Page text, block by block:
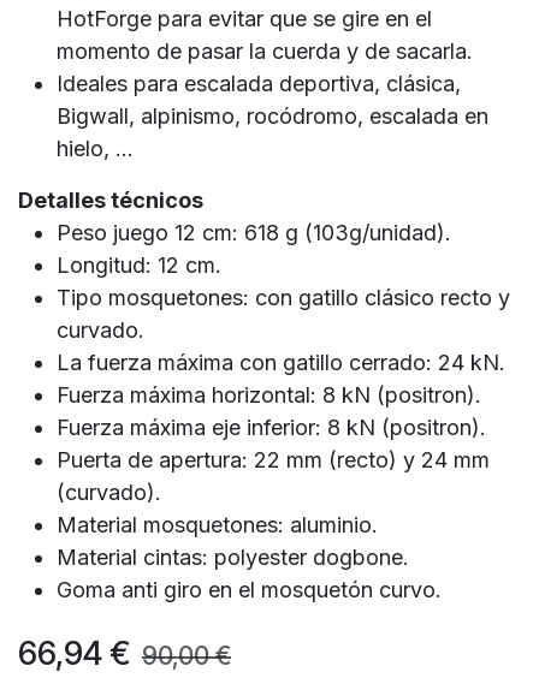
HotForge para evitar que se gire en el
momento de pasar la cuerda y de sacarla.
Ideales para escalada deportiva, clásica,
Bigwall, alpinismo, rocódromo, escalada en
hielo, ...
Detalles técnicos
Peso juego 12 cm: 618 g (103g/unidad).
Longitud: 12 cm.
Tipo mosquetones: con gatillo clásico recto y
curvado.
La fuerza máxima con gatillo cerrado: 24 kN.
Fuerza máxima horizontal: 8 kN (positron).
Fuerza máxima eje inferior: 8 kN (positron).
Puerta de apertura: 22 mm (recto) y 24 mm
(curvado).
Material mosquetones: aluminio.
Material cintas: polyester dogbone.
Goma anti giro en el mosquetón curvo.
66,94€ 90,00€